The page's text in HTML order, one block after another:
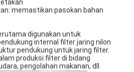
memastikan pasokan bahan
digunakan untuk
internal filter jaring nilon
pendukung untuk jaring filter.
produksi filter di bidang
pengolahan makanan, dll.